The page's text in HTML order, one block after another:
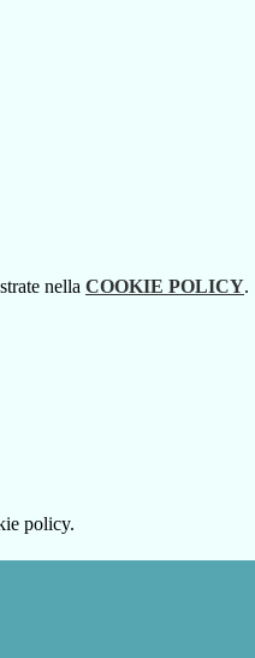
nella COOKIE POLICY.
policy.